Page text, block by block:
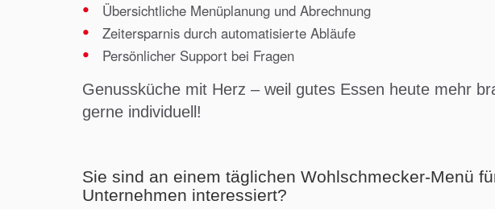
Übersichtliche Menüplanung und Abrechnung
Zeitersparnis durch automatisierte Abläufe
Persönlicher Support bei Fragen
Genussküche mit Herz – weil gutes Essen heute mehr
gerne individuell!
Sie sind an einem täglichen Wohlschmecker-Menü
Unternehmen interessiert?